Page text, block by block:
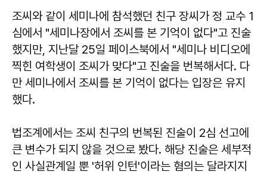
조씨와 같이 세미나에 참석했던 친구 장씨가 정 교수 1
심에서 "세미나장에서 조씨를 본 기억이 없다"고 진술
했지만, 지난달 25일 페이스북에서 "세미나 비디오에
찍힌 여학생이 조씨가 맞다"고 진술을 번복해서다. 다
만 세미나에서 조씨를 본 기억이 없다는 입장은 유지
했다.
법조계에서는 조씨 친구의 번복된 진술이 2심 선고에
큰 변수가 되지 않을 것으로 봤다. 해당 진술은 세부적
인 사실관계일 뿐 '허위 인턴'이라는 혐의는 달라지지